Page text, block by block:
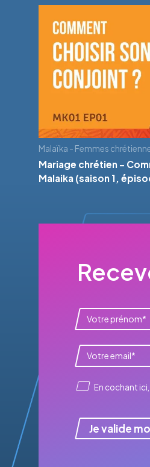
Malaïka - Femmes
Mariage chrétien -
Malaika (saison 1,
En cochant
Je valide